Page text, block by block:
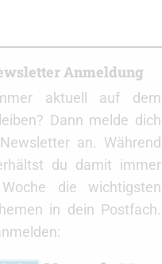
Anmeldung
aktuell auf dem
Dann melde dich
an. Während
du damit immer
die wichtigsten
in dein Postfach.